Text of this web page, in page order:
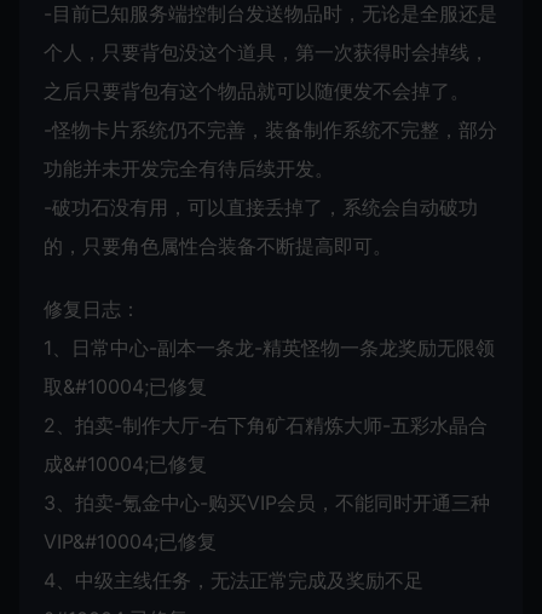
-目前已知服务端控制台发送物品时，无论是全服还是
个人，只要背包没这个道具，第一次获得时会掉线，
之后只要背包有这个物品就可以随便发不会掉了。
-怪物卡片系统仍不完善，装备制作系统不完整，部分
功能并未开发完全有待后续开发。
-破功石没有用，可以直接丢掉了，系统会自动破功
的，只要角色属性合装备不断提高即可。
修复日志：
1、日常中心-副本一条龙-精英怪物一条龙奖励无限领
取&#10004;已修复
2、拍卖-制作大厅-右下角矿石精炼大师-五彩水晶合
成&#10004;已修复
3、拍卖-氪金中心-购买VIP会员，不能同时开通三种
VIP&#10004;已修复
4、中级主线任务，无法正常完成及奖励不足